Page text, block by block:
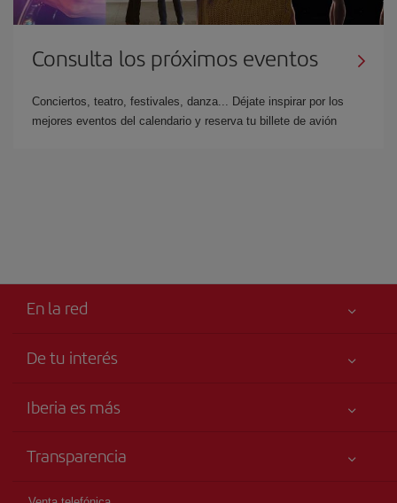
Consulta los próximos eventos
Conciertos, teatro, festivales, danza... Déjate inspirar por los
mejores eventos del calendario y reserva tu billete de avión
En la red
De tu interés
Accesibilidad
Mapa del sitio
Iberia es más
Grupo Iberia
Accionistas e Inversores
Transparencia